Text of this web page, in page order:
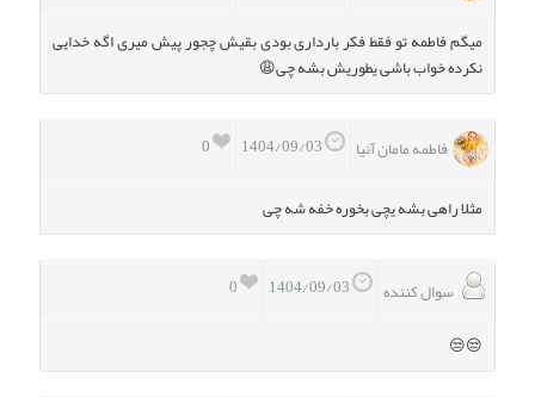
میگم فاطمه تو فقط فکر بارداری بودی بقیش چجور پیش میری اگه خدایی
نکرده خواب باشی یطوریش بشه چی😩
0
فاطمه مامان آنیا
مثلا راهی بشه یچی بخوره خفه شه چی
0
سوال کننده
😒😒